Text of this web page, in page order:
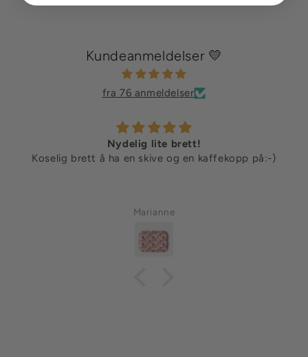
Kundeanmeldelser 💛
fra 76 anmeldelser
Nydelig lite brett!
Koselig brett å ha en skive og en kaffekopp på:-)
Marianne